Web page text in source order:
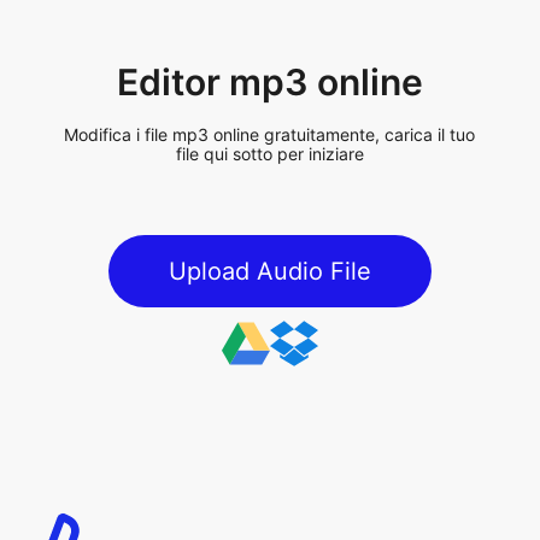
Upload Audio File
Modifica il tuo file MP3